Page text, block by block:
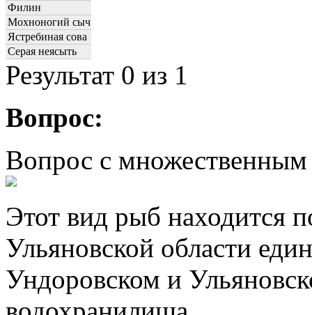
Филин
Мохноногий сыч
Ястребиная сова
Серая неясыть
Результат 0 из 1
Вопрос:
Вопрос с
Этот вид рыб находится
Ульяновской области
Ундоровском и